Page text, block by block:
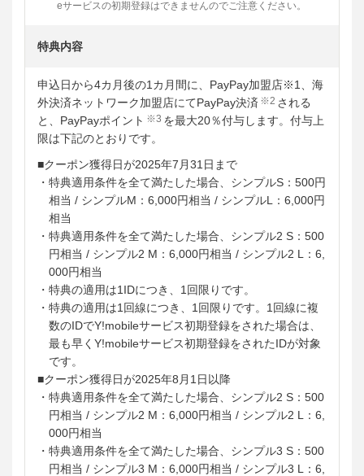
eサービスの初期登録はできませんのでご注意ください。
特典内容
申込日から4カ月後の1カ月間に、PayPay加盟店※1、海
外決済ネットワーク加盟店にてPayPay決済 ※2 される
と、PayPayポイント ※3 を最大20％付与します。付与上
限は下記のとおりです。
■クーポン獲得日が2025年7月31日まで
・特典適用条件を全て満たした場合、シンプルS：500円
相当 / シンプルM：6,000円相当 / シンプルL：6,000円
相当
・特典適用条件を全て満たした場合、シンプル2 S：500
円相当 / シンプル2 M：6,000円相当 / シンプル2 L：6,
000円相当
・特典の適用は1IDにつき、1回限りです。
・特典の適用は1回線につき、1回限りです。1回線に複
数のIDでY!mobileサービス初期登録をされた場合は、
最も早くY!mobileサービス初期登録をされたIDが対象
です。
■クーポン獲得日が2025年8月1日以降
・特典適用条件を全て満たした場合、シンプル2 S：500
円相当 / シンプル2 M：6,000円相当 / シンプル2 L：6,
000円相当
・特典適用条件を全て満たした場合、シンプル3 S：500
円相当 / シンプル3 M：6,000円相当 / シンプル3 L：6,